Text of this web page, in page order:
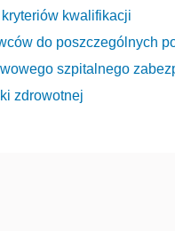
kwalifikacji
do poszczególnych
szpitalnego
zdrowotnej